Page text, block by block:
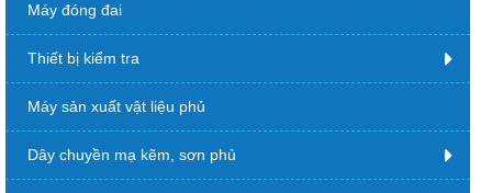
Máy đóng đai
Thiết bị kiểm tra
Máy sản xuất vật liệu phủ
Dây chuyền mạ kẽm, sơn phủ